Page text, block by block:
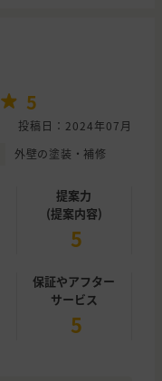
5
投稿日：2024年07月
外壁の塗装・補修
提案力
(提案内容)
5
保証やアフター
サービス
5